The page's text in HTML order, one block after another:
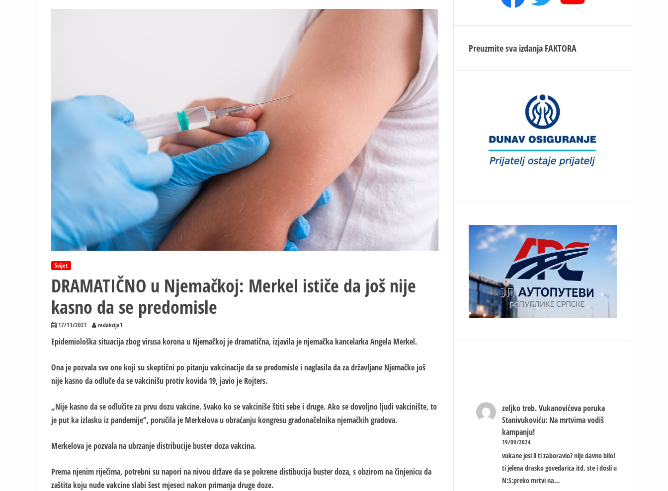
Svijet
DRAMATIČNO u Njemačkoj: Merkel ističe da još nije
kasno da se predomisle
17/11/2021 redakcija1
Epidemiološka situacija zbog virusa korona u Njemačkoj je dramatična, izjavila je njemačka kancelarka Angela Merkel.
Ona je pozvala sve one koji su skeptični po pitanju vakcinacije da se predomisle i naglasila da za državljane Njemačke još
nije kasno da odluče da se vakcinišu protiv kovida 19, javio je Rojters.
„Nije kasno da se odlučite za prvu dozu vakcine. Svako ko se vakciniše štiti sebe i druge. Ako se dovoljno ljudi vakcinište, to
je put ka izlasku iz pandemije“, poručila je Merkelova u obraćanju kongresu gradonačelnika njemačkih gradova.
Merkelova je pozvala na ubrzanje distribucije buster doza vakcina.
Prema njenim riječima, potrebni su napori na nivou države da se pokrene distibucija buster doza, s obzirom na činjenicu da
zaštita koju nude vakcine slabi šest mjeseci nakon primanja druge doze.
Preuzmite sva izdanja FAKTORA
zeljko treb. Vukanovićeva poruka
Stanivukoviću: Na mrtvima vodiš
kampanju!
19/09/2024
vukane jesi li ti zaboravio? nije davno bilo!
ti jelena drasko govedarica itd. ste i dosli u
N:S:preko mrtvi na…